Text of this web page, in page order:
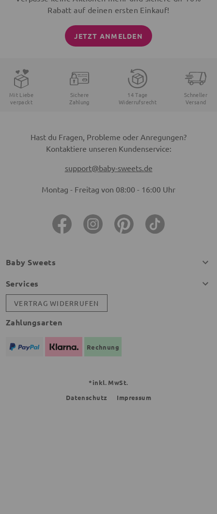
Rabatt auf deinen ersten Einkauf!
JETZT ANMELDEN
Mit Liebe
verpackt
Sichere
Zahlung
14 Tage
Widerrufsrecht
Schneller
Versand
Hast du Fragen, Probleme oder Anregungen?
Kontaktiere unseren Kundenservice:
support@baby-sweets.de
Montag - Freitag von 08:00 - 16:00 Uhr
Baby Sweets
Services
VERTRAG WIDERRUFEN
Zahlungsarten
Rechnung
*inkl. MwSt.
Datenschutz
Impressum